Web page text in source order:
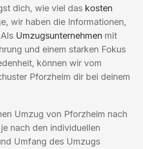
dich, wie viel das kosten
wir haben die Informationen,
Umzugsunternehmen mit
und einem starken Fokus
können wir vom
Pforzheim dir bei deinem
Umzug von Pforzheim nach
nach den individuellen
Umfang des Umzugs